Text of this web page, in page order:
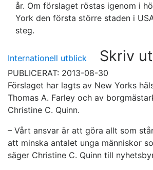
år. Om förslaget röstas igenom i
York den första större staden i
steg.
Internationell utblick Skriv ut
PUBLICERAT: 2013-08-30
Förslaget har lagts av New Yorks
Thomas A. Farley och av
Christine C. Quinn.
– Vårt ansvar är att göra allt som
att minska antalet unga människor
säger Christine C. Quinn till